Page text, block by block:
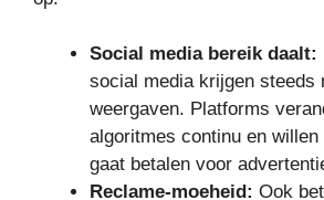
Social media bereik daalt:
social media krijgen steeds
weergaven. Platforms
algoritmes continu en
gaat betalen voor
Reclame-moeheid: Ook